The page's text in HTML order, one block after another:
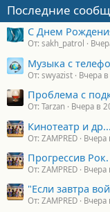
и
:
Последние
С Днем
От: sakh_patrol
Музыка с
От: swyazist Вчера
Проблема с
От: Tarzan Вчера в
Кинотеатр и
От: ZAMPRED Вчера
Прогрессив
От: ZAMPRED Вчера
"Если завтра
От: ZAMPRED Вчера